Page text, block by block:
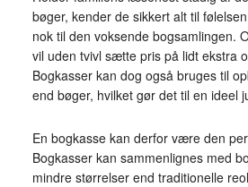
bøger, kender de sikkert alt til
nok til den voksende bogsamlingen.
vil uden tvivl sætte pris på lidt ekstra
Bogkasser kan dog også bruges til
end bøger, hvilket gør det til en ideel
En bogkasse kan derfor være den
Bogkasser kan sammenlignes med
mindre størrelser end traditionelle